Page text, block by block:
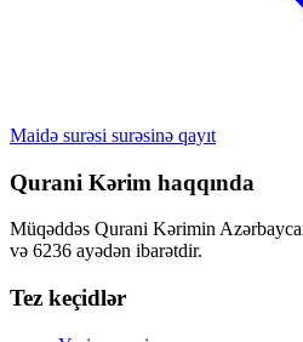
Maidə surəsi surəsinə qayıt
Qurani Kərim haqqında
Müqəddəs Qurani Kərimin
və 6236 ayədən ibarətdir.
Tez keçidlər